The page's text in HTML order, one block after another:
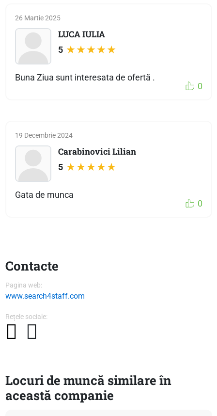
LUCA IULIA
5
26 Martie 2025
Buna Ziua sunt interesata de ofertă .
0
Carabinovici Lilian
5
19 Decembrie 2024
Gata de munca
0
Contacte
Pagina web:
www.search4staff.com
Rețele sociale:
Locuri de muncă similare în
această companie